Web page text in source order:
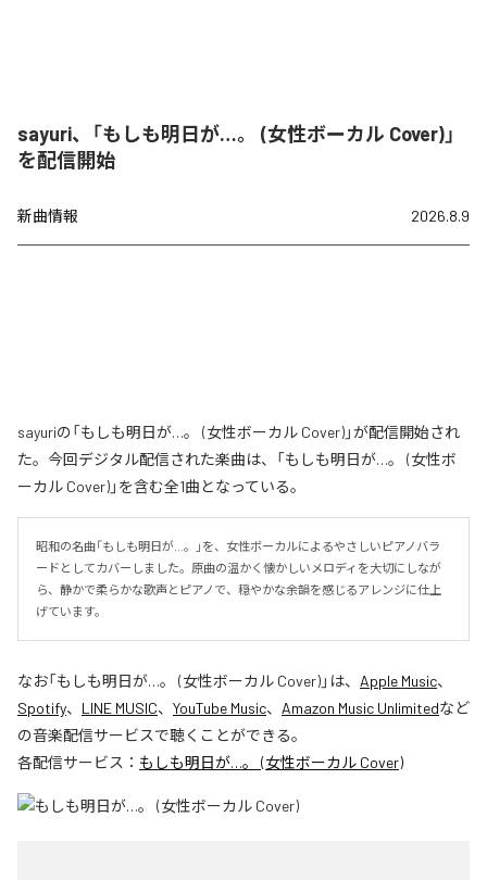
sayuri、「もしも明日が…。 (女性ボーカル Cover)」
を配信開始
新曲情報 2026.8.9
sayuriの「もしも明日が…。 (女性ボーカル Cover)」が配信開始され
た。今回デジタル配信された楽曲は、「もしも明日が…。 (女性ボ
ーカル Cover)」を含む全1曲となっている。
昭和の名曲「もしも明日が…。」を、女性ボーカルによるやさしいピアノバラ
ードとしてカバーしました。原曲の温かく懐かしいメロディを大切にしなが
ら、静かで柔らかな歌声とピアノで、穏やかな余韻を感じるアレンジに仕上
げています。
なお「もしも明日が…。 (女性ボーカル Cover)」は、 Apple Music、
Spotify、 LINE MUSIC、 YouTube Music、 Amazon Music Unlimitedなど
の音楽配信サービスで聴くことができる。
各配信サービス： もしも明日が…。 (女性ボーカル Cover)